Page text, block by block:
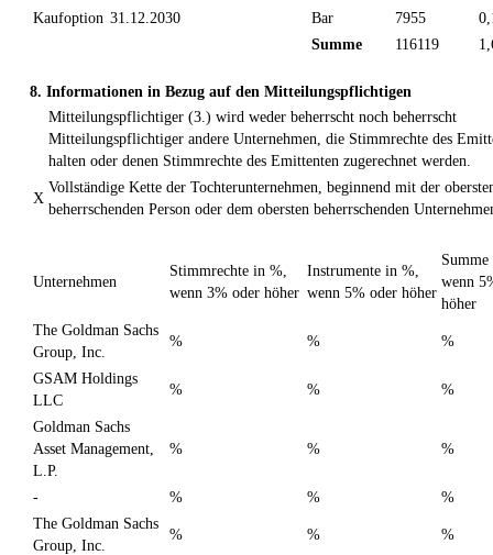
Kaufoption 31.12.2030 Bar 7955
Summe
116119
8. Informationen in Bezug auf den Mitteilungspflichtigen
Mitteilungspflichtiger (3.) wird weder beherrscht noch beherrscht
Mitteilungspflichtiger andere Unternehmen, die Stimmrechte des
halten oder denen Stimmrechte des Emittenten zugerechnet werden.
X
Vollständige Kette der Tochterunternehmen, beginnend mit der
beherrschenden Person oder dem obersten beherrschenden
Unternehmen
Stimmrechte in %,
wenn 3% oder höher
Instrumente in %,
wenn 5% oder höher
wenn
höher
The Goldman Sachs
Group, Inc.
% % %
GSAM Holdings
LLC
% % %
Goldman Sachs
Asset Management,
L.P.
% % %
- % %
%
The Goldman Sachs
Group, Inc.
% % %